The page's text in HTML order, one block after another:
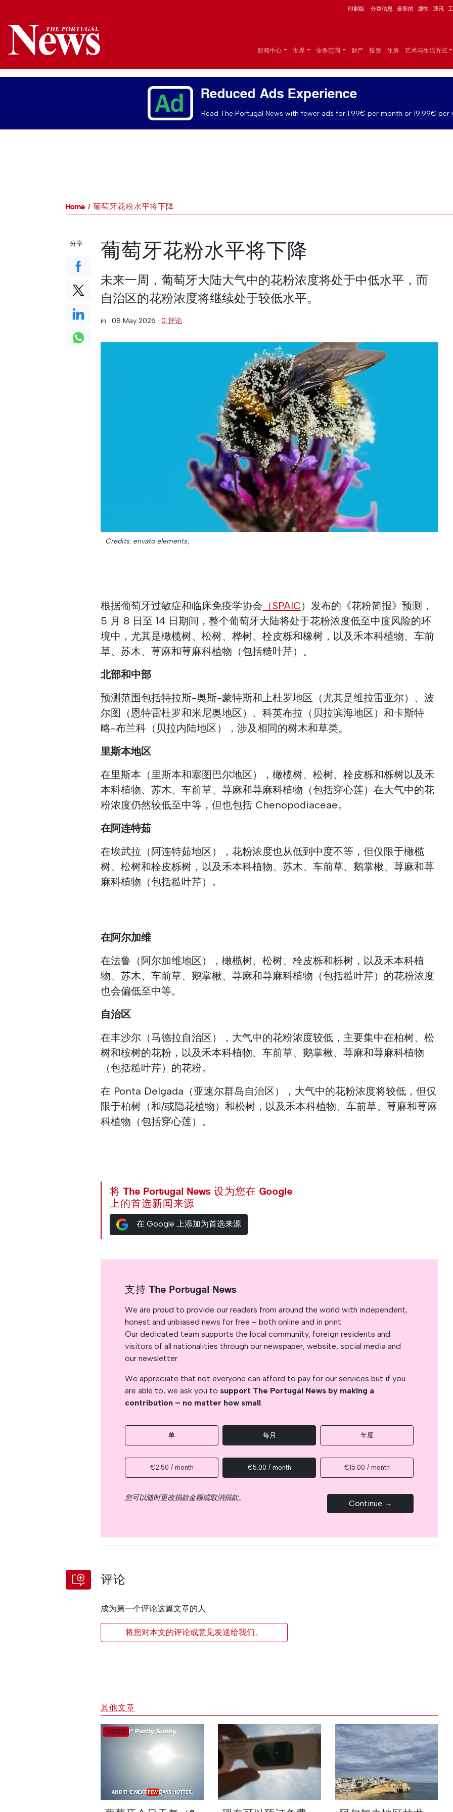
印刷版 分类信息 最新的 属性 通讯
新闻中心 世界 业务范围 财产 投资 住房 艺术与生活方式
Reduced Ads Experience
Read The Portugal News with fewer ads for 1.99€ per month or 19.99€ per
Home 葡萄牙花粉水平将下降
葡萄牙花粉水平将下降
未来一周，葡萄牙大陆大气中的花粉浓度将处于中低水平，而
自治区的花粉浓度将继续处于较低水平。
in ·08 May 2026 ·0 评论
Credits: envato elements;
根据葡萄牙过敏症和临床免疫学协会 （SPAIC）发布的《花粉简报》预测，
5 月 8 日至 14 日期间，整个葡萄牙大陆将处于花粉浓度低至中度风险的环
境中，尤其是橄榄树、松树、桦树、栓皮栎和橡树，以及禾本科植物、车前
草、苏木、荨麻和荨麻科植物（包括糙叶芹）。
北部和中部
预测范围包括特拉斯-奥斯-蒙特斯和上杜罗地区（尤其是维拉雷亚尔）、波
尔图（恩特雷杜罗和米尼奥地区）、科英布拉（贝拉滨海地区）和卡斯特
略-布兰科（贝拉内陆地区），涉及相同的树木和草类。
里斯本地区
在里斯本（里斯本和塞图巴尔地区），橄榄树、松树、栓皮栎和栎树以及禾
本科植物、苏木、车前草、荨麻和荨麻科植物（包括穿心莲）在大气中的花
粉浓度仍然较低至中等，但也包括 Chenopodiaceae。
在阿连特茹
在埃武拉（阿连特茹地区），花粉浓度也从低到中度不等，但仅限于橄榄
树、松树和栓皮栎树，以及禾本科植物、苏木、车前草、鹅掌楸、荨麻和荨
麻科植物（包括糙叶芹）。
在阿尔加维
在法鲁（阿尔加维地区），橄榄树、松树、栓皮栎和栎树，以及禾本科植
物、苏木、车前草、鹅掌楸、荨麻和荨麻科植物（包括糙叶芹）的花粉浓度
也会偏低至中等。
自治区
在丰沙尔（马德拉自治区），大气中的花粉浓度较低，主要集中在柏树、松
树和桉树的花粉，以及禾本科植物、车前草、鹅掌楸、荨麻和荨麻科植物
（包括糙叶芹）的花粉。
在 Ponta Delgada（亚速尔群岛自治区），大气中的花粉浓度将较低，但仅
限于柏树（和/或隐花植物）和松树，以及禾本科植物、车前草、荨麻和荨麻
科植物（包括穿心莲）。
将 The Portugal News 设为您在 Google
上的首选新闻来源
在 Google 上添加为首选来源
分享
支持 The Portugal News
We are proud to provide our readers from around the world with independent,
honest and unbiased news for free – both online and in print.
Our dedicated team supports the local community, foreign residents and
visitors of all nationalities through our newspaper, website, social media and
our newsletter.
We appreciate that not everyone can afford to pay for our services but if you
are able to, we ask you to support The Portugal News by making a
contribution – no matter how small.
单 每月 年度
€2.50 / month €5.00 / month €15.00 / month
您可以随时更改捐款金额或取消捐款。
Continue →
评论
成为第一个评论这篇文章的人
将您对本文的评论或意见发送给我们。
其他文章